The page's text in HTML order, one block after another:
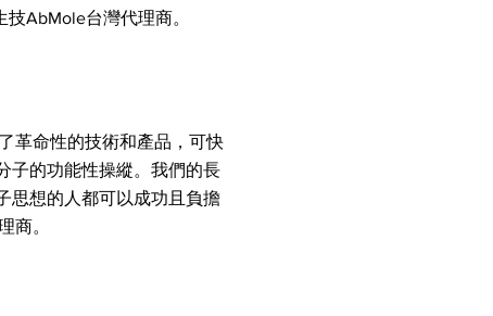
AbMole台灣代理商。
革命性的技術和產品，可快
子的功能性操縱。我們的長
思想的人都可以成功且負擔
商。